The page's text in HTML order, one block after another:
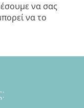
να σας
να το